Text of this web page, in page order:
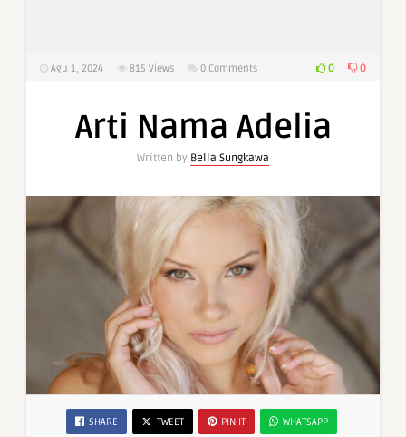
Agu 1, 2024 815 Views 0 Comments 0 0
Arti Nama Adelia
Written by Bella Sungkawa
SHARE TWEET PIN IT WHATSAPP